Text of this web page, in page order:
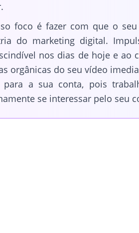
foco é fazer com que o
do marketing digital.
nos dias de hoje e ao
orgânicas do seu vídeo
para a sua conta, pois
se interessar pelo seu